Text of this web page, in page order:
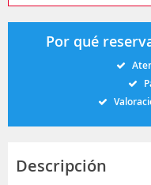
Por qué
Descripción